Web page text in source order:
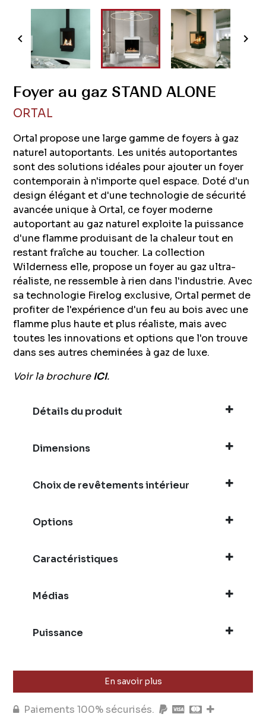
 
Foyer au gaz STAND ALONE
ORTAL
Ortal propose une large gamme de foyers à gaz
naturel autoportants. Les unités autoportantes
sont des solutions idéales pour ajouter un foyer
contemporain à n'importe quel espace. Doté d'un
design élégant et d'une technologie de sécurité
avancée unique à Ortal, ce foyer moderne
autoportant au gaz naturel exploite la puissance
d'une flamme produisant de la chaleur tout en
restant fraîche au toucher. La collection
Wilderness elle, propose un foyer au gaz ultra-
réaliste, ne ressemble à rien dans l'industrie. Avec
sa technologie Firelog exclusive, Ortal permet de
profiter de l'expérience d'un feu au bois avec une
flamme plus haute et plus réaliste, mais avec
toutes les innovations et options que l'on trouve
dans ses autres cheminées à gaz de luxe.
Voir la brochureICI.
Détails du produit
Dimensions
Choix de revêtements intérieur
Options
Caractéristiques
Médias
Puissance
En savoir plus
Paiements 100% sécurisés.